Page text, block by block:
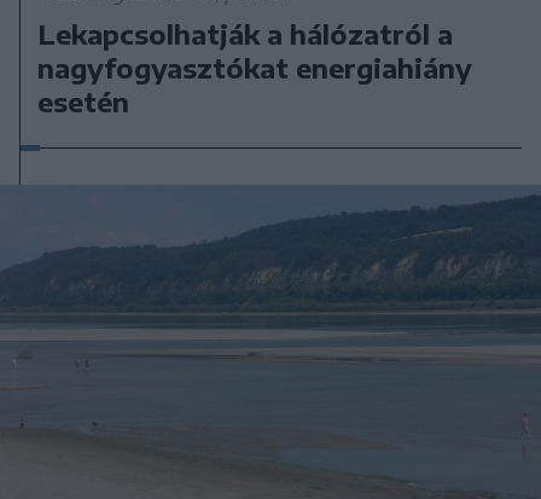
Lekapcsolhatják a hálózatról a
nagyfogyasztókat energiahiány
esetén